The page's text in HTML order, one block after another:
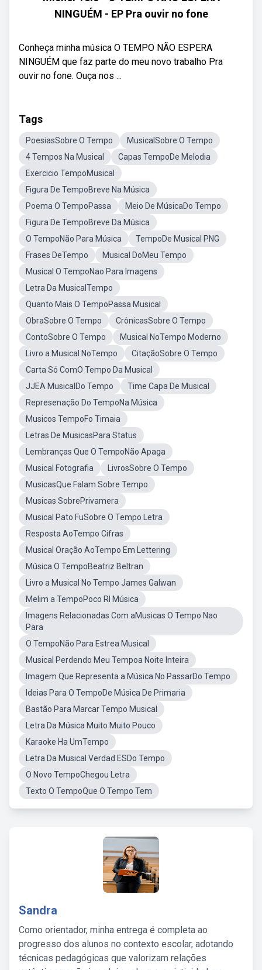
NINGUÉM - EP Pra ouvir no fone
Conheça minha música O TEMPO NÃO ESPERA
NINGUÉM que faz parte do meu novo trabalho Pra
ouvir no fone. Ouça nos ...
Tags
PoesiasSobre O Tempo
MusicalSobre O Tempo
4 Tempos Na Musical
Capas TempoDe Melodia
Exercicio TempoMusical
Figura De TempoBreve Na Música
Poema O TempoPassa
Meio De MúsicaDo Tempo
Figura De TempoBreve Da Música
O TempoNão Para Música
TempoDe Musical PNG
Frases DeTempo
Musical DoMeu Tempo
Musical O TempoNao Para Imagens
Letra Da MusicalTempo
Quanto Mais O TempoPassa Musical
ObraSobre O Tempo
CrônicasSobre O Tempo
ContoSobre O Tempo
Musical NoTempo Moderno
Livro a Musical NoTempo
CitaçãoSobre O Tempo
Carta Só ComO Tempo Da Musical
JJEA MusicalDo Tempo
Time Capa De Musical
Represenação Do TempoNa Música
Musicos TempoFo Timaia
Letras De MusicasPara Status
Lembranças Que O TempoNão Apaga
Musical Fotografia
LivrosSobre O Tempo
MusicasQue Falam Sobre Tempo
Musicas SobrePrivamera
Musical Pato FuSobre O Tempo Letra
Resposta AoTempo Cifras
Musical Oração AoTempo Em Lettering
Música O TempoBeatriz Beltran
Livro a Musical No Tempo James Galwan
Melim a TempoPoco RI Música
Imagens Relacionadas Com aMusicas O Tempo Nao
Para
O TempoNão Para Estrea Musical
Musical Perdendo Meu Tempoa Noite Inteira
Imagem Que Representa a Música No PassarDo Tempo
Ideias Para O TempoDe Música De Primaria
Bastão Para Marcar Tempo Musical
Letra Da Música Muito Muito Pouco
Karaoke Ha UmTempo
Letra Da Musical Verdad ESDo Tempo
O Novo TempoChegou Letra
Texto O TempoQue O Tempo Tem
Sandra
Como orientador, minha entrega é completa ao
progresso dos alunos no contexto escolar, adotando
técnicas pedagógicas que valorizam relações